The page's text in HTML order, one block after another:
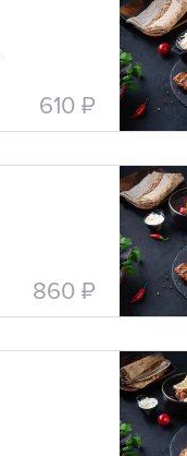
610 ₽
860 ₽